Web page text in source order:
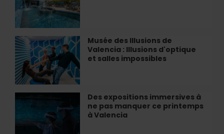
de…
spas
pour
une
journée
de
détente
à
Valencia
Musée des Illusions de
Valencia : Illusions d'optique
et salles impossibles
Musée
des
Illusions
de
Valencia
:
Illusions
d'optique
et
Des expositions immersives à
ne pas manquer ce printemps
à Valencia
Des
expositions
immersives